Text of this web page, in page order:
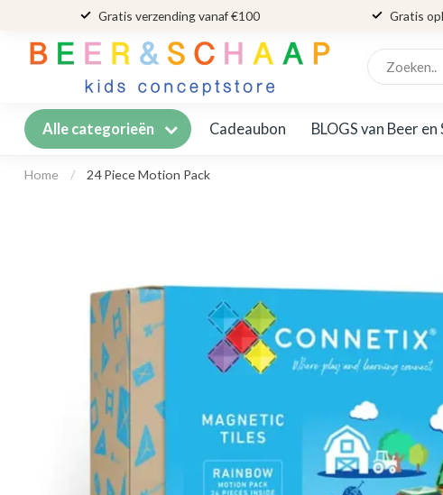
Gratis verzending vanaf €100 Gratis
Alle categorieën Cadeaubon BLOGS van Beer en
Home / 24 Piece Motion Pack